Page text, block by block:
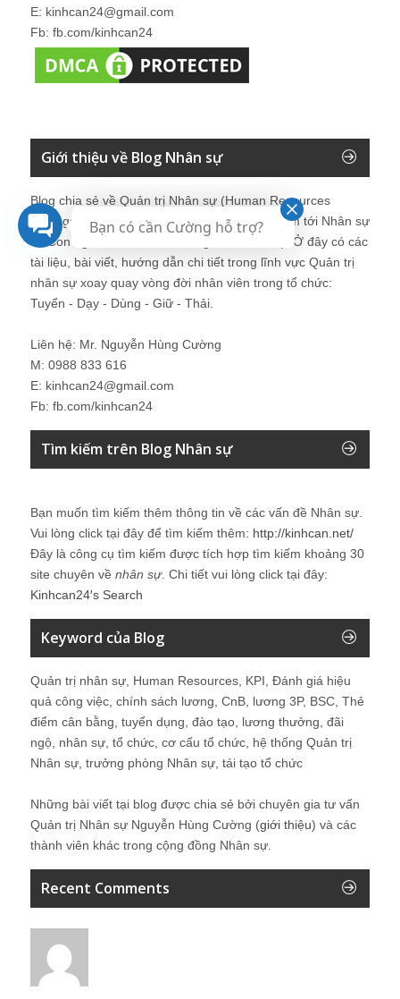
E: kinhcan24@gmail.com
Fb: fb.com/kinhcan24
Giới thiệu về Blog Nhân sự
Blog chia sẻ về Quản trị Nhân sự (Human Resources
Management) dành cho những người quan tâm tới Nhân sự
và Con người như CEO, Manager, HRM, HR). Ở đây có các
tài liệu, bài viết, hướng dẫn chi tiết trong lĩnh vực Quản trị
nhân sự xoay quay vòng đời nhân viên trong tổ chức:
Tuyển - Dạy - Dùng - Giữ - Thải.
Liên hệ: Mr. Nguyễn Hùng Cường
M: 0988 833 616
E: kinhcan24@gmail.com
Fb: fb.com/kinhcan24
Tìm kiếm trên Blog Nhân sự
Bạn muốn tìm kiếm thêm thông tin về các vấn đề Nhân sự
Vui lòng click tại đây để tìm kiếm thêm: http://kinhcan.net/
Đây là công cụ tìm kiếm được tích hợp tìm kiếm khoảng 30
site chuyên về nhân sự. Chi tiết vui lòng click tại đây:
Kinhcan24′s Search
Keyword của Blog
Quản trị nhân sự, Human Resources, KPI, Đánh giá hiệu
quả công việc, chính sách lương, CnB, lương 3P, BSC, Thẻ
điểm cân bằng, tuyển dụng, đào tạo, lương thưởng, đãi
ngộ, nhân sự, tổ chức, cơ cấu tổ chức, hệ thống Quản trị
Nhân sự, trưởng phòng Nhân sự, tái tạo tổ chức
Những bài viết tại blog được chia sẻ bởi chuyên gia tư vấn
Quản trị Nhân sự Nguyễn Hùng Cường (giới thiệu) và các
thành viên khác trong cộng đồng Nhân sự.
Recent Comments
Bạn có cần Cường hỗ trợ?